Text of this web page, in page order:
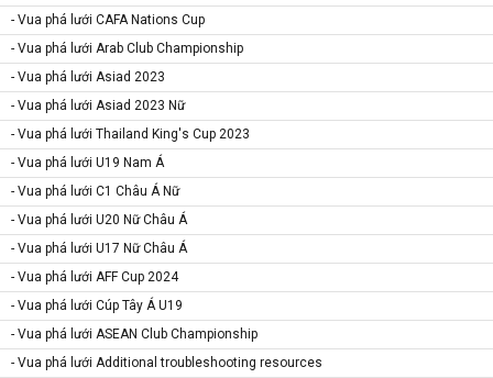
- Vua phá lưới CAFA Nations Cup
- Vua phá lưới Arab Club Championship
- Vua phá lưới Asiad 2023
- Vua phá lưới Asiad 2023 Nữ
- Vua phá lưới Thailand King's Cup 2023
- Vua phá lưới U19 Nam Á
- Vua phá lưới C1 Châu Á Nữ
- Vua phá lưới U20 Nữ Châu Á
- Vua phá lưới U17 Nữ Châu Á
- Vua phá lưới AFF Cup 2024
- Vua phá lưới Cúp Tây Á U19
- Vua phá lưới ASEAN Club Championship
- Vua phá lưới Additional troubleshooting resources